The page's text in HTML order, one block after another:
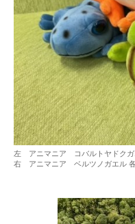
左 アニマニア コバルトヤドク
右 アニマニア ベルツノガエル